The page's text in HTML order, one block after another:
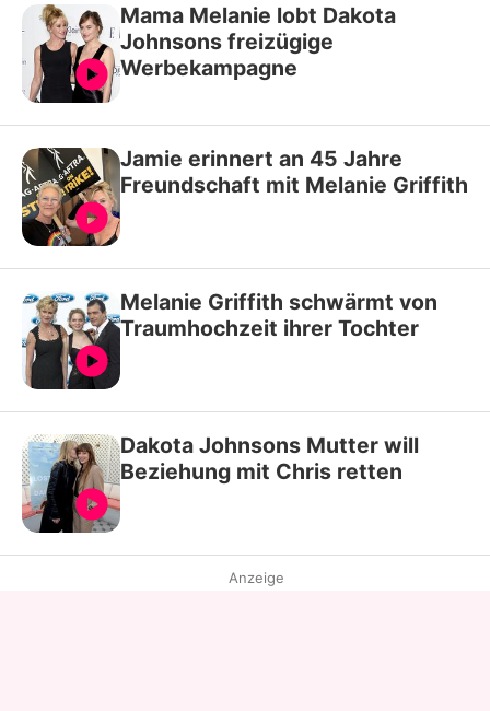
Mama Melanie lobt Dakota
Johnsons freizügige
Werbekampagne
Jamie erinnert an 45 Jahre
Freundschaft mit Melanie Griffith
Melanie Griffith schwärmt von
Traumhochzeit ihrer Tochter
Dakota Johnsons Mutter will
Beziehung mit Chris retten
Anzeige